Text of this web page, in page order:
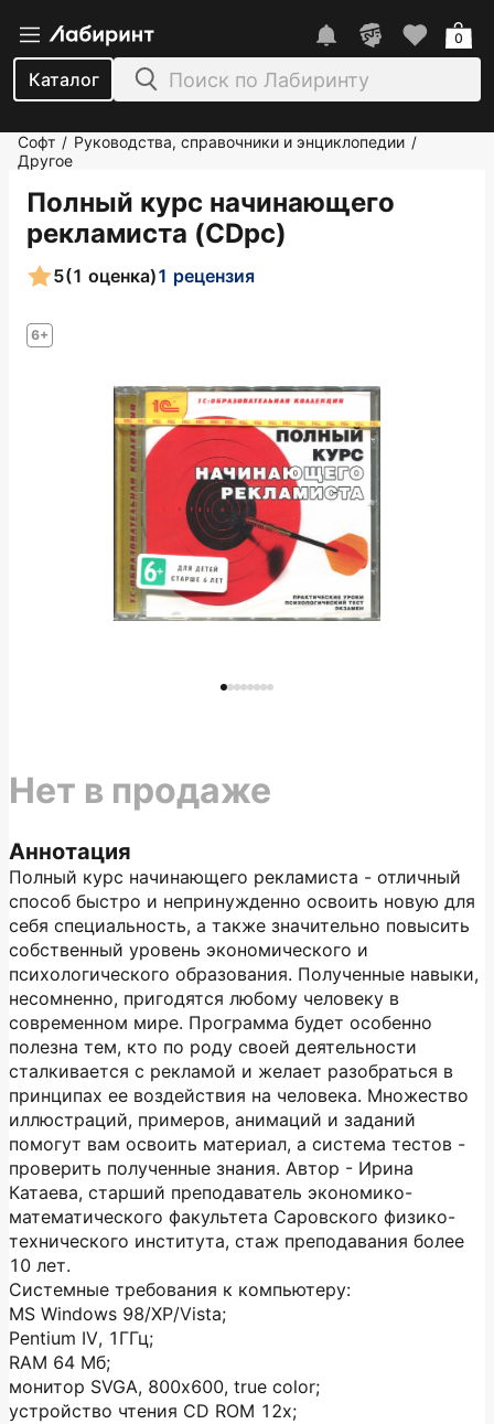
Каталог
0
Софт / Руководства, справочники и энциклопедии /
Другое
Полный курс начинающего
рекламиста (CDpc)
6+
5(1 оценка)1 рецензия
Аннотация
Полный курс начинающего рекламиста - отличный
способ быстро и непринужденно освоить новую для
себя специальность, а также значительно повысить
собственный уровень экономического и
психологического образования. Полученные навыки,
несомненно, пригодятся любому человеку в
современном мире. Программа будет особенно
полезна тем, кто по роду своей деятельности
сталкивается с рекламой и желает разобраться в
принципах ее воздействия на человека. Множество
иллюстраций, примеров, анимаций и заданий
помогут вам освоить материал, а система тестов -
проверить полученные знания. Автор - Ирина
Катаева, старший преподаватель экономико-
математического факультета Саровского физико-
технического института, стаж преподавания более
10 лет.
Системные требования к компьютеру:
MS Windows 98/XP/Vista;
Pentium IV, 1ГГц;
RAM 64 Мб;
монитор SVGA, 800х600, true color;
устройство чтения CD ROM 12x;
Нет в продаже